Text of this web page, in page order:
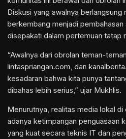
Diskusi yang awalnya berlangsung
berkembang menjadi pembahasan
disepakati dalam pertemuan tatap
“Awalnya dari obrolan teman-
lintaspriangan.com, dan
kesadaran bahwa kita punya
dibahas lebih serius,” ujar Mukhlis.
Menurutnya, realitas media lokal di
adanya ketimpangan penguasaan
yang kuat secara teknis IT dan